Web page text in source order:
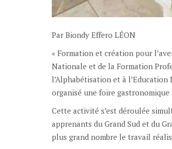
Par Biondy Effero LÉON
« Formation et création pour
Nationale et de la Formation
l’Alphabétisation et à l’Education
organisé une foire
Cette activité s’est déroulée
apprenants du Grand Sud et du
plus grand nombre le travail